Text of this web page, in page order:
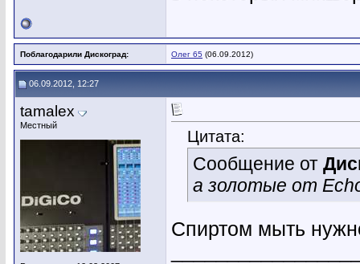
Поблагодарили Дискоград: Олег 65 (06.09.2012)
06.09.2012, 12:27
tamalex
Местный
Цитата:
Сообщение от
а золотые от
Спиртом мыть